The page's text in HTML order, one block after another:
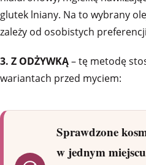
glutek lniany. Na to wybrany
zależy od osobistych
3. Z ODŻYWKĄ– tę metodę
wariantach przed myciem:
Sprawdzone
w jednym miejscu